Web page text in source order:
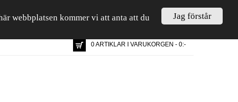
Jag förstår
webbplatsen kommer vi att anta att du
0 ARTIKLAR I VARUKORGEN - 0:-